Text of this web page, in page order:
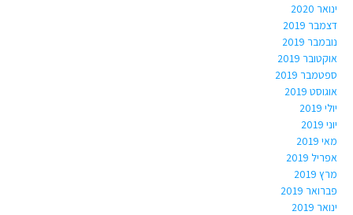
ינואר 2020
דצמבר 2019
נובמבר 2019
אוקטובר 2019
ספטמבר 2019
אוגוסט 2019
יולי 2019
יוני 2019
מאי 2019
אפריל 2019
מרץ 2019
פברואר 2019
ינואר 2019